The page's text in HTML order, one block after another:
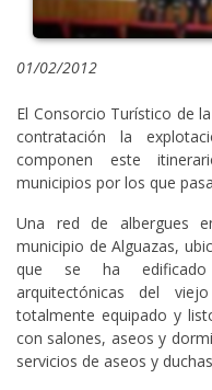
01/02/2012
El Consorcio Turístico de
contratación la
componen este
municipios por los que
Una red de albergues
municipio de Alguazas,
que se ha edificado
arquitectónicas del
totalmente equipado y
con salones, aseos y
servicios de aseos y